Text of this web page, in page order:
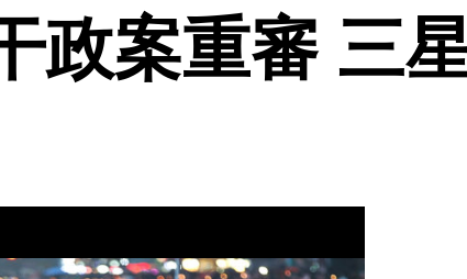
政案重審 三